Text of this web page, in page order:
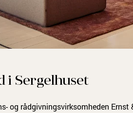
i Sergelhuset
og rådgivningsvirksomheden Ernst